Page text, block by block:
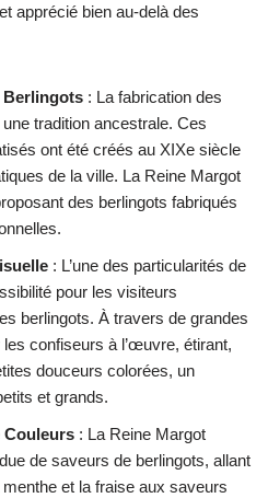
apprécié bien au-delà des
Berlingots : La fabrication des
tradition ancestrale. Ces
ont été créés au XIXe siècle
de la ville. La Reine Margot
des berlingots fabriqués
: L’une des particularités de
pour les visiteurs
berlingots. À travers de grandes
confiseurs à l’œuvre, étirant,
douceurs colorées, un
et grands.
Couleurs : La Reine Margot
de saveurs de berlingots, allant
et la fraise aux saveurs